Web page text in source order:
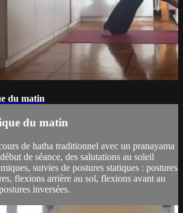
du matin
du matin
de hatha traditionnel avec un pranayama
de séance, des salutations au soleil
suivies de postures statiques : postures
flexions arrière au sol, flexions avant au
inversées.